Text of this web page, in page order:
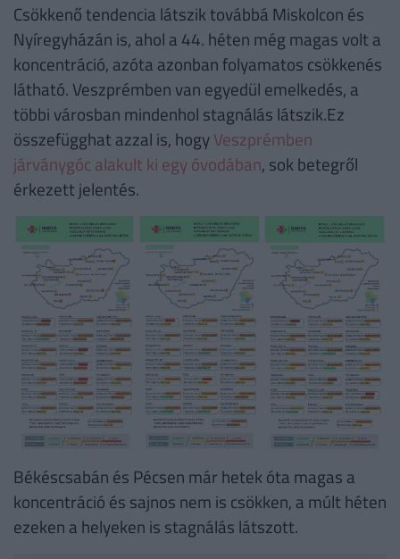
Csökkenő tendencia látszik továbbá Miskolcon és
Nyíregyházán is, ahol a 44. héten még magas volt a
koncentráció, azóta azonban folyamatos csökkenés
látható. Veszprémben van egyedül emelkedés, a
többi városban mindenhol stagnálás látszik.Ez
összefügghat azzal is, hogyVeszprémben
járványgóc alakult ki egy óvodában, sok betegről
érkezett jelentés.
Békéscsabán és Pécsen már hetek óta magas a
koncentráció és sajnos nem is csökken, a múlt héten
ezeken a helyeken is stagnálás látszott.